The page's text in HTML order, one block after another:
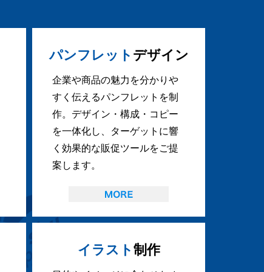
パンフレット デザイン
企業や商品の魅力を分かりや
すく伝えるパンフレットを制
作。デザイン・構成・コピー
を一体化し、ターゲットに響
く効果的な販促ツールをご提
案します。
イラスト 制作